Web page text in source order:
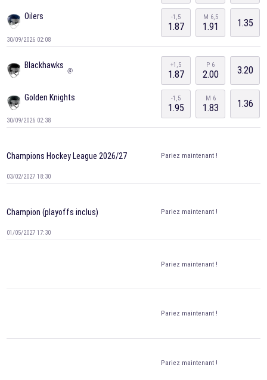
Oilers
30/09/2026 02:08
-1,5
1.87
M 6,5
1.91 1.35
Blackhawks
@
Golden Knights
30/09/2026 02:38
+1,5
1.87
-1,5
1.95
P 6
2.00
M 6
1.83
3.20
1.36
Champions Hockey League 2026/27
03/02/2027 18:30
Pariez maintenant !
Champion (playoffs inclus)
01/05/2027 17:30
Pariez maintenant !
Pariez maintenant !
Pariez maintenant !
Pariez maintenant !